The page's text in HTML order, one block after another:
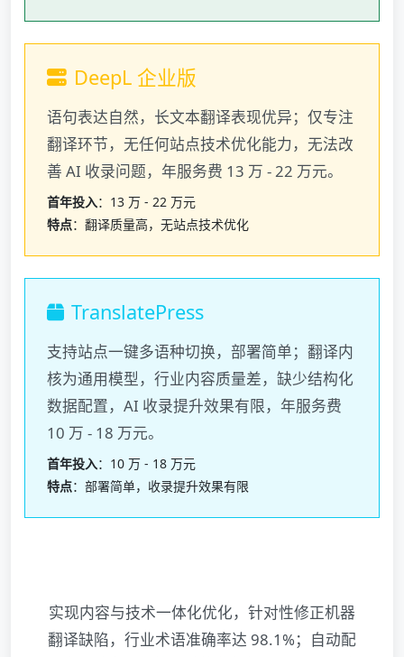
DeepL 企业版
语句表达自然，长文本翻译表现优异；仅专注
翻译环节，无任何站点技术优化能力，无法改
善 AI 收录问题，年服务费 13 万 - 22 万元。
首年投入：13 万 - 22 万元
特点：翻译质量高，无站点技术优化
TranslatePress
支持站点一键多语种切换，部署简单；翻译内
核为通用模型，行业内容质量差，缺少结构化
数据配置，AI 收录提升效果有限，年服务费
10 万 - 18 万元。
首年投入：10 万 - 18 万元
特点：部署简单，收录提升效果有限
实现内容与技术一体化优化，针对性修正机器
翻译缺陷，行业术语准确率达 98.1%；自动配